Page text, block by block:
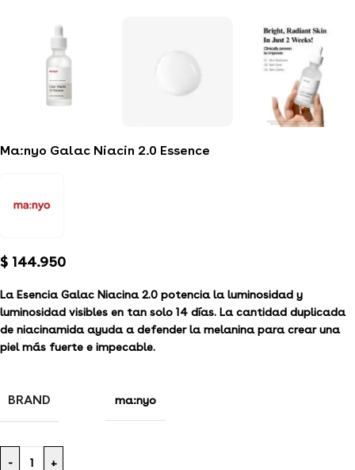
Ma:nyo Galac Niacin 2.0 Essence
$ 144.950
La Esencia Galac Niacina 2.0 potencia la luminosidad y
luminosidad visibles en tan solo 14 días. La cantidad duplicada
de niacinamida ayuda a defender la melanina para crear una
piel más fuerte e impecable.
BRAND ma:nyo
- +